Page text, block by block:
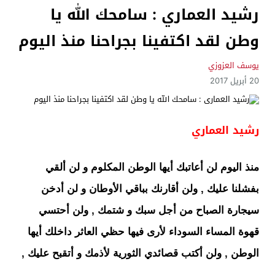
رشيد العماري : سامحك الله يا
وطن لقد اكتفينا بجراحنا منذ اليوم
يوسف العزوزي
20 أبريل 2017
رشيد العماري
منذ اليوم لن أعاتبك أيها الوطن المكلوم و لن ألقي
بفشلنا عليك , ولن أقارنك بباقي الأوطان و لن أدخن
سيجارة الصباح من أجل سبك و شتمك , ولن أحتسي
قهوة المساء السوداء لأرى فيها حظي العاثر داخلك أيها
الوطن , ولن أكتب قصائدي الثورية لأذمك و أتقبح عليك ,